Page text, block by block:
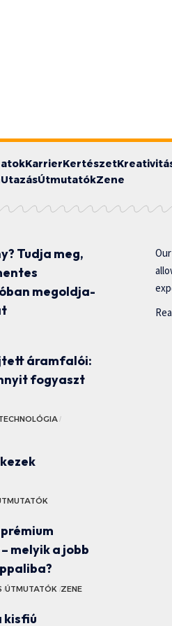
KarrierKertészet
UtazásÚtmutatókZene
Tudja meg,
megoldja-
áramfalói:
fogyaszt
melyik a jobb
ÚTMUTATÓK ZENE
kisfiú